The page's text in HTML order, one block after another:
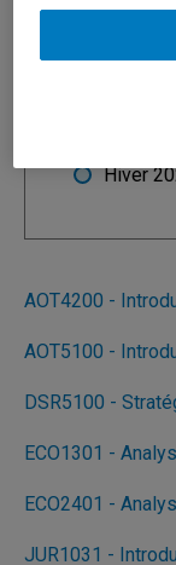
Hiver
AOT4200 -
AOT5100 -
DSR5100 -
ECO1301 -
ECO2401 -
JUR1031 -